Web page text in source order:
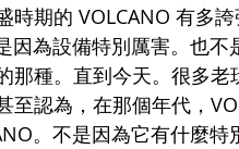
期的 VOLCANO 有多
因為設備特別厲害。也
種。直到今天。很多老
認為，在那個年代，
。不是因為它有什麼特